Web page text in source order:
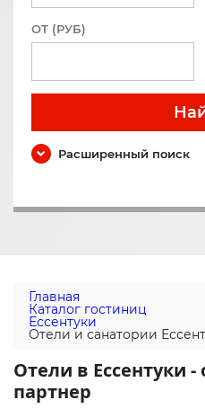
ОТ (РУБ)
Расширенный поиск
Главная
Каталог гостиниц
Ессентуки
Отели и санатории
Отели в Ессентуки
партнер